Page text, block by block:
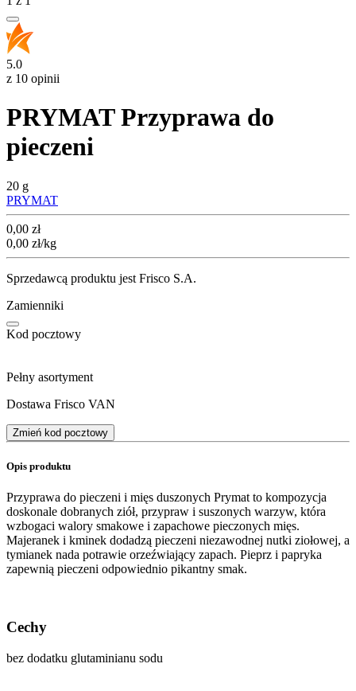
5.0
z 10 opinii
PRYMAT Przyprawa do
pieczeni
20 g
PRYMAT
Cena
0,00 zł
0,00 zł/kg
Sprzedawcą produktu jest Frisco S.A.
Zamienniki
Kod pocztowy
Pełny asortyment
Dostawa Frisco VAN
Zmień kod pocztowy
Opis produktu
Przyprawa do pieczeni i mięs duszonych Prymat to kompozycja
doskonale dobranych ziół, przypraw i suszonych warzyw, która
wzbogaci walory smakowe i zapachowe pieczonych mięs.
Majeranek i kminek dodadzą pieczeni niezawodnej nutki ziołowej, a
tymianek nada potrawie orzeźwiający zapach. Pieprz i papryka
zapewnią pieczeni odpowiednio pikantny smak.
Cechy
bez dodatku glutaminianu sodu